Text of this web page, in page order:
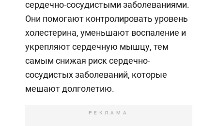
сердечно-сосудистыми заболеваниями.
Они помогают контролировать уровень
холестерина, уменьшают воспаление и
укрепляют сердечную мышцу, тем
самым снижая риск сердечно-
сосудистых заболеваний, которые
мешают долголетию.
РЕКЛАМА